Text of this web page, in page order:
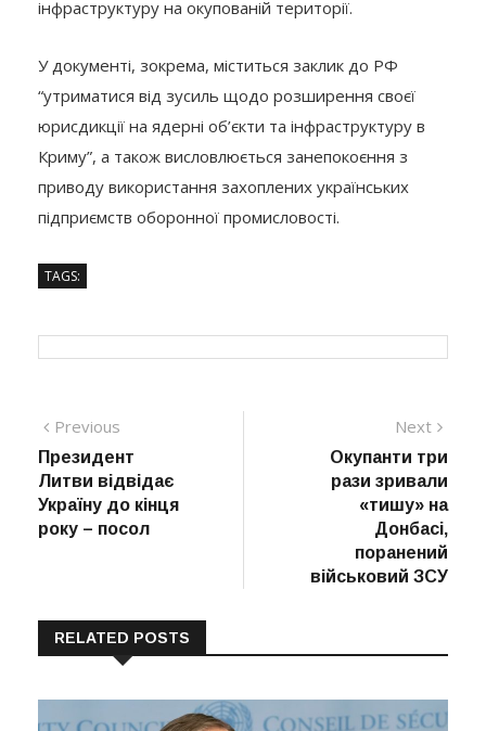
інфраструктуру на окупованій території.
У документі, зокрема, міститься заклик до РФ
“утриматися від зусиль щодо розширення своєї
юрисдикції на ядерні об’єкти та інфраструктуру в
Криму”, а також висловлюється занепокоєння з
приводу використання захоплених українських
підприємств оборонної промисловості.
TAGS:
Навігація
записів
Previous
post:
Президент
Литви відвідає
Україну до кінця
року – посол
Next
Окупанти три
рази зривали
«тишу» на
Донбасі,
поранений
військовий ЗСУ
RELATED POSTS